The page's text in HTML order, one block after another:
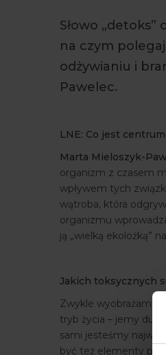
Słowo
na czym
odżywianiu i
Pawelec.
LNE: Co jest
Marta Mieloszyk-
organizm z czasem
wpływem tych
wątroba, która
organizmu
ją „wielką ekolożką”
Jakich toksycznych
Zwykle wyobrażamy
tryb życia – jemy
sami jesteśmy
być też elementy